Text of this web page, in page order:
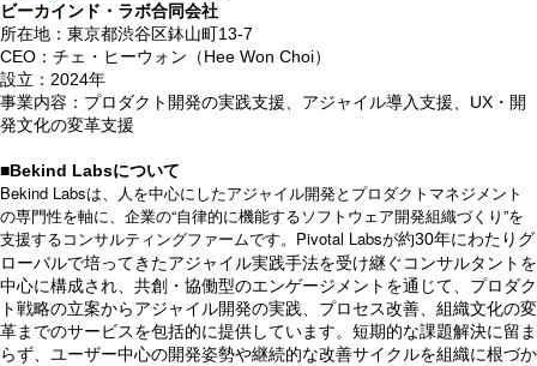
ビーカインド・ラボ合同会社
所在地：東京都渋谷区鉢山町13-7
CEO：チェ・ヒーウォン（Hee Won Choi）
設立：2024年
事業内容：プロダクト開発の実践支援、アジャイル導入支援、UX・開
発文化の変革支援
■Bekind Labsについて
Bekind Labsは、人を中心にしたアジャイル開発とプロダクトマネジメント
の専門性を軸に、企業の“自律的に機能するソフトウェア開発組織づくり ”を
支援するコンサルティングファームです。 Pivotal Labsが約30年にわたりグ
ローバルで培ってきたアジャイル実践手法を受け継ぐコンサルタントを
中心に構成され、共創・協働型のエンゲージメントを通じて、プロダク
ト戦略の立案からアジャイル開発の実践、プロセス改善、組織文化の変
革までのサービスを包括的に提供しています。短期的な課題解決に留ま
らず、ユーザー中心の開発姿勢や継続的な改善サイクルを組織に根づか